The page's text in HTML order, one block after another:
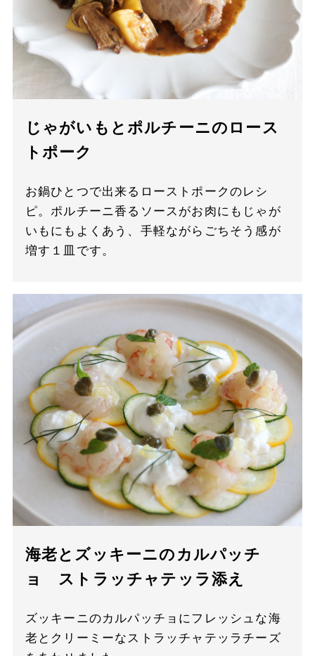
じゃがいもとポルチーニのロース
トポーク
お鍋ひとつで出来るローストポークのレシ
ピ。ポルチーニ香るソースがお肉にもじゃが
いもにもよくあう、手軽ながらごちそう感が
増す１皿です。
海老とズッキーニのカルパッチ
ョ ストラッチャテッラ添え
ズッキーニのカルパッチョにフレッシュな海
老とクリーミーなストラッチャテッラチーズ